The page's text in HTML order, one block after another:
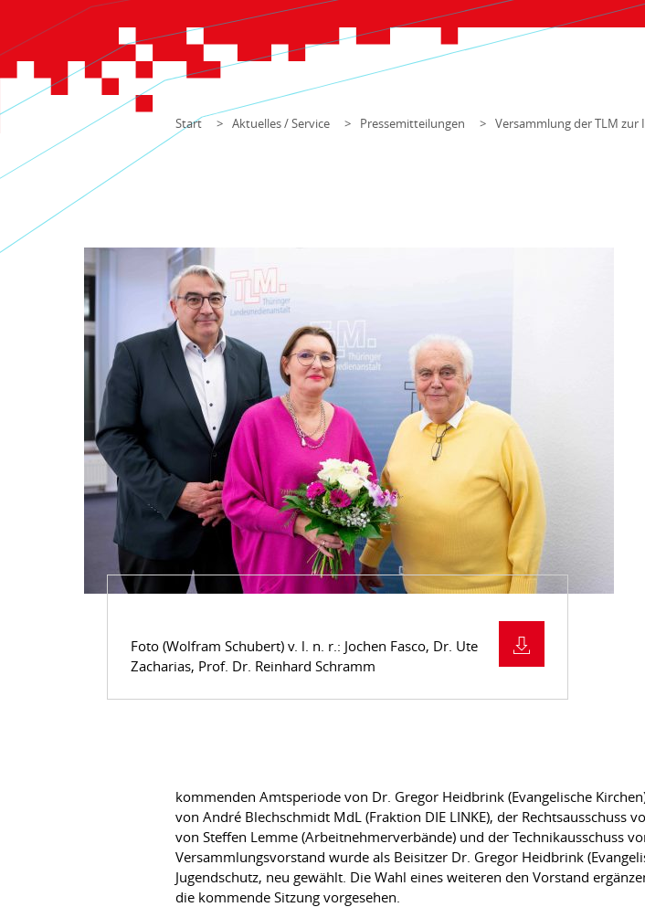
Start Aktuelles / Service Pressemitteilungen Versammlung der TLM
Foto (Wolfram Schubert) v. l. n. r.: Jochen Fasco, Dr. Ute
Zacharias, Prof. Dr. Reinhard Schramm
kommenden Amtsperiode von Dr. Gregor Heidbrink (Evangelische
von André Blechschmidt MdL (Fraktion DIE LINKE), der Rechtsausschuss
von Steffen Lemme (Arbeitnehmerverbände) und der Technikausschuss
Versammlungsvorstand wurde als Beisitzer Dr. Gregor Heidbrink
Jugendschutz, neu gewählt. Die Wahl eines weiteren den Vorstand
die kommende Sitzung vorgesehen.